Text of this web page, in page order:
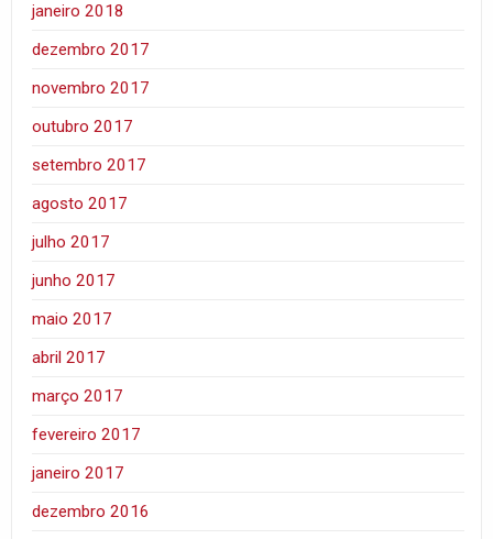
janeiro 2018
dezembro 2017
novembro 2017
outubro 2017
setembro 2017
agosto 2017
julho 2017
junho 2017
maio 2017
abril 2017
março 2017
fevereiro 2017
janeiro 2017
dezembro 2016